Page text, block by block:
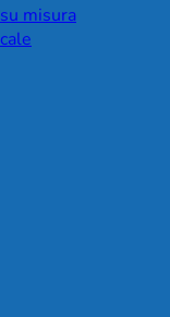
misura